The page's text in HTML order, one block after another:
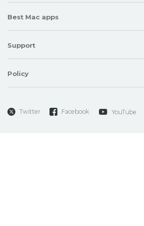
Best Mac apps
Support
Policy
Twitter Facebook YouTube